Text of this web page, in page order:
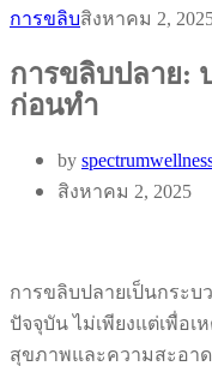
การขลิบสิงหาคม 2,
การขลิบปลาย:
ก่อนทำ
by
สิงหาคม 2, 2025
การขลิบปลายเป็นกระ
ปัจจุบัน ไม่เพียงแต่เพื่อ
สุขภาพและความสะอา